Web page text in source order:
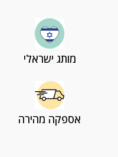
מותג ישראלי
אספקה מהירה